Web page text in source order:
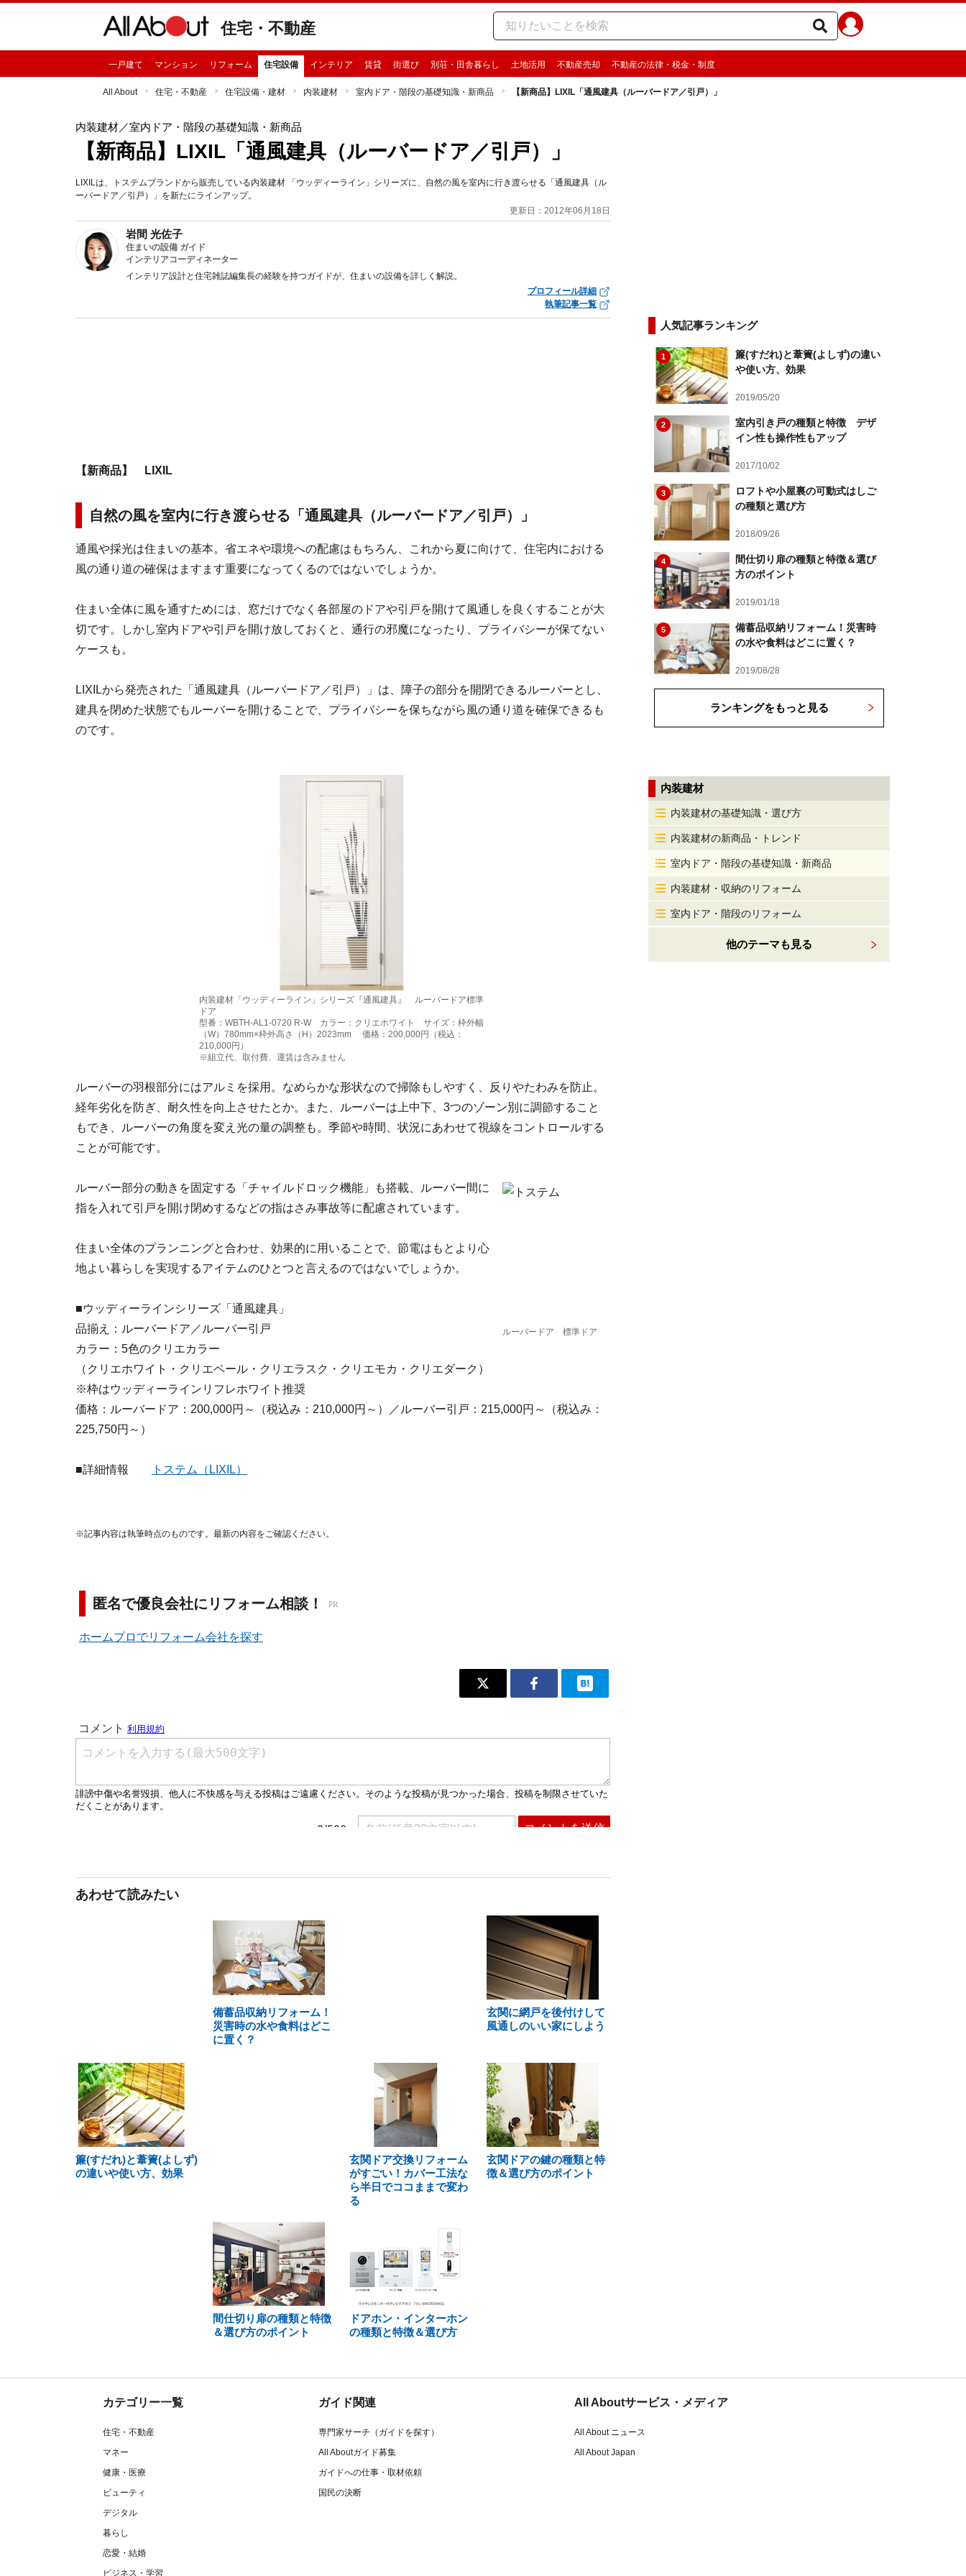
住宅・不動産
一戸建て マンション リフォーム 住宅設備 インテリア 賃貸 街選び 別荘・田舎暮らし 土地活用 不動産売却 不動産の法律・税金・制度
All About 住宅・不動産 住宅設備・建材 内装建材 室内ドア・階段の基礎知識・新商品 【新商品】LIXIL「通風建具（ルーバードア／引戸）」
内装建材／室内ドア・階段の基礎知識・新商品
【新商品】LIXIL「通風建具（ルーバードア／引戸）」
LIXILは、トステムブランドから販売している内装建材 「ウッディーライン」シリーズに、自然の風を室内に行き渡らせる「通風建具（ル
ーバードア／引戸）」を新たにラインアップ。
更新日：2012年06月18日
岩間 光佐子
住まいの設備 ガイド
インテリアコーディネーター
インテリア設計と住宅雑誌編集長の経験を持つガイドが、住まいの設備を詳しく解説。
プロフィール詳細
執筆記事一覧
【新商品】 LIXIL
自然の風を室内に行き渡らせる「通風建具（ルーバードア／引戸）」
通風や採光は住まいの基本。省エネや環境への配慮はもちろん、これから夏に向けて、住宅内における
風の通り道の確保はますます重要になってくるのではないでしょうか。
住まい全体に風を通すためには、窓だけでなく各部屋のドアや引戸を開けて風通しを良くすることが大
切です。しかし室内ドアや引戸を開け放しておくと、通行の邪魔になったり、プライバシーが保てない
ケースも。
LIXILから発売された「通風建具（ルーバードア／引戸）」は、障子の部分を開閉できるルーバーとし、
建具を閉めた状態でもルーバーを開けることで、プライバシーを保ちながら風の通り道を確保できるも
のです。
内装建材「ウッディーライン」シリーズ『通風建具』 ルーバードア標準
ドア
型番：WBTH-AL1-0720 R-W カラー：クリエホワイト サイズ：枠外幅
（W）780mm×枠外高さ（H）2023mm 価格：200,000円（税込：
210,000円）
※組立代、取付費、運賃は含みません
ルーバーの羽根部分にはアルミを採用。なめらかな形状なので掃除もしやすく、反りやたわみを防止。
経年劣化を防ぎ、耐久性を向上させたとか。また、ルーバーは上中下、3つのゾーン別に調節すること
もでき、ルーバーの角度を変え光の量の調整も。季節や時間、状況にあわせて視線をコントロールする
ことが可能です。
ルーバードア 標準ドア
ルーバー部分の動きを固定する「チャイルドロック機能」も搭載、ルーバー間に
指を入れて引戸を開け閉めするなどの指はさみ事故等に配慮されています。
住まい全体のプランニングと合わせ、効果的に用いることで、節電はもとより心
地よい暮らしを実現するアイテムのひとつと言えるのではないでしょうか。
■ウッディーラインシリーズ「通風建具」
品揃え：ルーバードア／ルーバー引戸
カラー：5色のクリエカラー
（クリエホワイト・クリエペール・クリエラスク・クリエモカ・クリエダーク）
※枠はウッディーラインリフレホワイト推奨
価格：ルーバードア：200,000円～（税込み：210,000円～）／ルーバー引戸：215,000円～（税込み：
225,750円～）
■詳細情報 トステム（LIXIL）
※記事内容は執筆時点のものです。最新の内容をご確認ください。
匿名で優良会社にリフォーム相談！
ホームプロでリフォーム会社を探す
あわせて読みたい
備蓄品収納リフォーム！
災害時の水や食料はどこ
に置く？
玄関に網戸を後付けして
風通しのいい家にしよう
簾(すだれ)と葦簀(よしず)
の違いや使い方、効果
玄関ドア交換リフォーム
がすごい！カバー工法な
ら半日でココままで変わ
る
玄関ドアの鍵の種類と特
徴＆選び方のポイント
間仕切り扉の種類と特徴
＆選び方のポイント
ドアホン・インターホン
の種類と特徴＆選び方
人気記事ランキング
1
簾(すだれ)と葦簀(よしず)の違い
や使い方、効果
2019/05/20
2
室内引き戸の種類と特徴 デザ
イン性も操作性もアップ
2017/10/02
3
ロフトや小屋裏の可動式はしご
の種類と選び方
2018/09/26
4
間仕切り扉の種類と特徴＆選び
方のポイント
2019/01/18
5
備蓄品収納リフォーム！災害時
の水や食料はどこに置く？
2019/08/28
ランキングをもっと見る
内装建材
内装建材の基礎知識・選び方
内装建材の新商品・トレンド
室内ドア・階段の基礎知識・新商品
内装建材・収納のリフォーム
室内ドア・階段のリフォーム
他のテーマも見る
カテゴリー一覧
住宅・不動産
マネー
健康・医療
ビューティ
デジタル
暮らし
恋愛・結婚
ビジネス・学習
ガイド関連
専門家サーチ（ガイドを探す）
All Aboutガイド募集
ガイドへの仕事・取材依頼
国民の決断
All Aboutサービス・メディア
All About ニュース
All About Japan